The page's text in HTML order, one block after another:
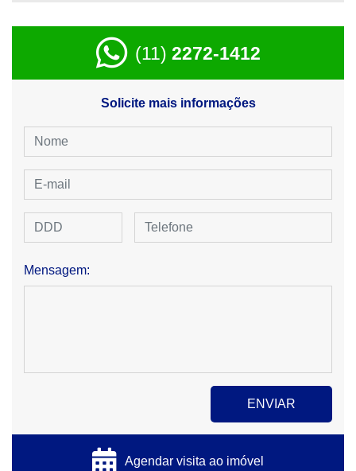
(11) 2272-1412
Solicite mais informações
Mensagem:
Agendar visita ao imóvel